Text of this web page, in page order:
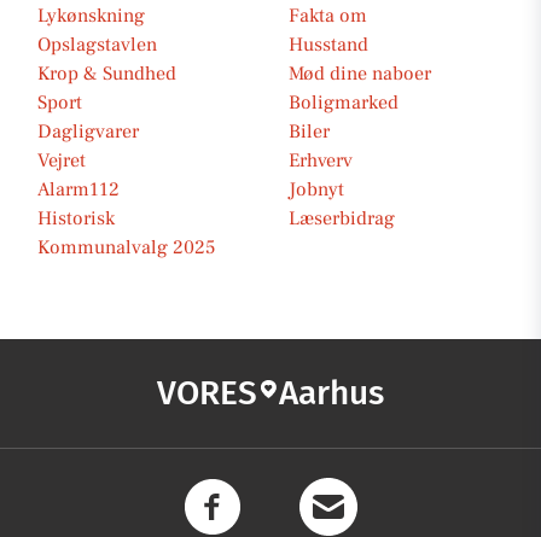
Lykønskning
Fakta om
Opslagstavlen
Husstand
Krop & Sundhed
Mød dine naboer
Sport
Boligmarked
Dagligvarer
Biler
Vejret
Erhverv
Alarm112
Jobnyt
Historisk
Læserbidrag
Kommunalvalg 2025
VORES Aarhus